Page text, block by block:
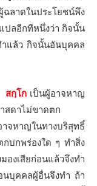
ลาดในประโยชน์พึง
ปลอีกทีหนึ่งว่า กิจนั้น
ำแล้ว กิจนั้นอันบุคคล
สกฺโก เป็นผู้อาจหาญ
สดาไม่ขาดตก
หาญในทางบริสุทธิ์
บกพร่องใด ๆ ทำสิ่ง
งเสียก่อนแล้วจึงทำ
นบุคคลผู้อื่นจึงทำ ถ้า